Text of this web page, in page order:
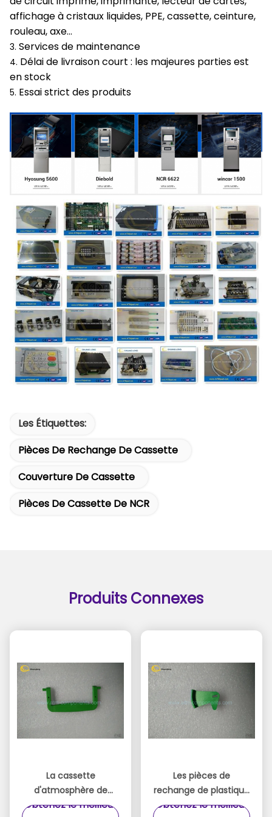
affichage à cristaux liquides, PPE, cassette, ceinture,
rouleau, axe…
3. Services de maintenance
4. Délai de livraison court : les majeures parties est
en stock
5. Essai strict des produits
Les Étiquettes:
Pièces De Rechange De Cassette
Couverture De Cassette
Pièces De Cassette De NCR
Produits Connexes
La cassette
d'atmosphère de
Wincor Nixdorf partie
Obtenez le meilleur
Les pièces de
rechange de plastique
d'atmosphère de vert,
Obtenez le meilleur